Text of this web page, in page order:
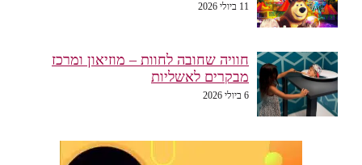
11 ביולי 2026
חוויה שחובה לחוות – מוזיאון ומרכז
מבקרים לאשליות
6 ביולי 2026